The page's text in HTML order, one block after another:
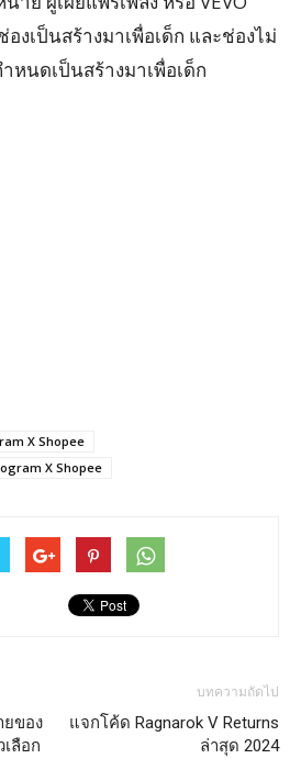
งเป็นสร้างมาเพื่อเด็ก และช่องไม่
นดเป็นสร้างมาเพื่อเด็ก
X Shopee
X Shopee
ของ
ลือก
บทความถัดไป
แจกโค้ด Ragnarok V Returns
ล่าสุด 2024